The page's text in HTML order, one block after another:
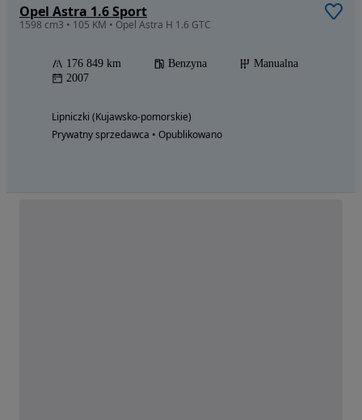
Opel Astra 1.6 Sport
1598 cm3 • 105 KM • Opel Astra H 1.6 GTC
176 849 km Benzyna
Manualna
2007
Lipniczki (Kujawsko-pomorskie)
Prywatny sprzedawca • Opublikowano